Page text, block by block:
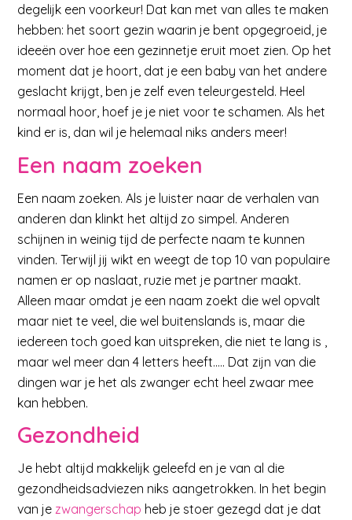
degelijk een voorkeur! Dat kan met van alles te maken
hebben: het soort gezin waarin je bent opgegroeid, je
ideeën over hoe een gezinnetje eruit moet zien. Op het
moment dat je hoort, dat je een baby van het andere
geslacht krijgt, ben je zelf even teleurgesteld. Heel
normaal hoor, hoef je je niet voor te schamen. Als het
kind er is, dan wil je helemaal niks anders meer!
Een naam zoeken
Een naam zoeken. Als je luister naar de verhalen van
anderen dan klinkt het altijd zo simpel. Anderen
schijnen in weinig tijd de perfecte naam te kunnen
vinden. Terwijl jij wikt en weegt de top 10 van populaire
namen er op naslaat, ruzie met je partner maakt.
Alleen maar omdat je een naam zoekt die wel opvalt
maar niet te veel, die wel buitenslands is, maar die
iedereen toch goed kan uitspreken, die niet te lang is ,
maar wel meer dan 4 letters heeft….. Dat zijn van die
dingen war je het als zwanger echt heel zwaar mee
kan hebben.
Gezondheid
Je hebt altijd makkelijk geleefd en je van al die
gezondheidsadviezen niks aangetrokken. In het begin
van je zwangerschap heb je stoer gezegd dat je dat